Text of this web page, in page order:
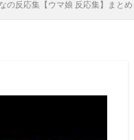
の反応集【ウマ娘 反応集】まと